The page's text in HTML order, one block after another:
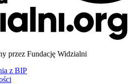
przez Fundację Widzialni
z BIP